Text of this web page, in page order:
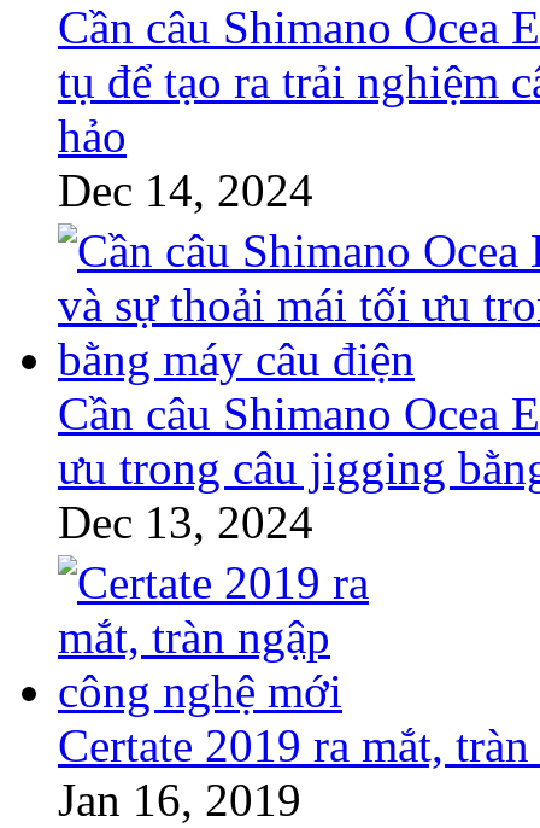
Cần câu Shimano Ocea
tụ để tạo ra trải nghiệm
hảo
Dec 14, 2024
Cần câu Shimano Ocea
ưu trong câu jigging
Dec 13, 2024
Certate 2019 ra mắt,
Jan 16, 2019